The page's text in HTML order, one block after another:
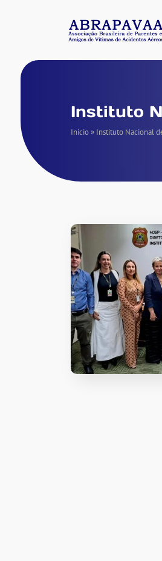
Instituto
Início» Instituto Nacional